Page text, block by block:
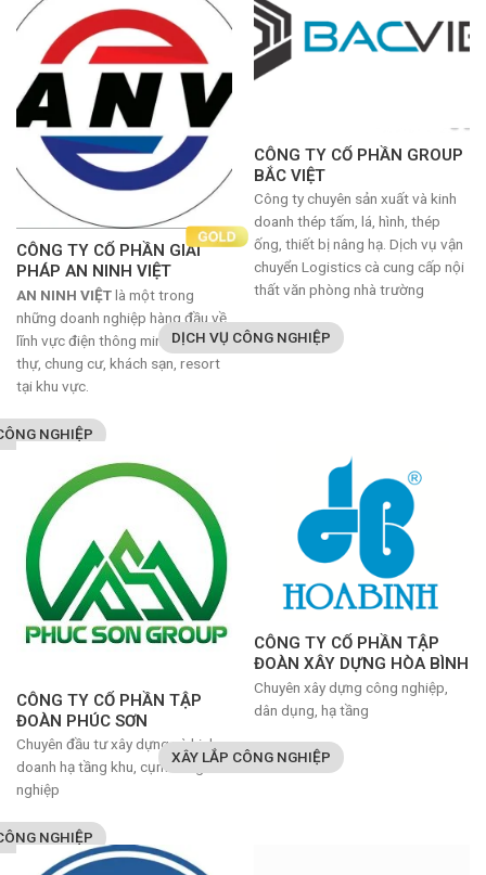
CÔNG TY CỔ PHẦN GIẢI
PHÁP AN NINH VIỆT
NGHIỆP
AN NINH VIỆTlà một trong
những doanh nghiệp hàng đầu về
lĩnh vực điện thông minh cho biệt
thự, chung cư, khách sạn, resort
tại khu vực.
CÔNG TY CỔ PHẦN GROUP
BẮC VIỆT
DỊCH VỤ CÔNG NGHIỆP
Công ty chuyên sản xuất và kinh
doanh thép tấm, lá, hình, thép
ống, thiết bị nâng hạ. Dịch vụ vận
chuyển Logistics cà cung cấp nội
thất văn phòng nhà trường
CÔNG TY CỔ PHẦN TẬP
ĐOÀN PHÚC SƠN
NGHIỆP
Chuyên đầu tư xây dựng và kinh
doanh hạ tầng khu, cụm công
nghiệp
CÔNG TY CỔ PHẦN TẬP
ĐOÀN XÂY DỰNG HÒA BÌNH
XÂY LẮP CÔNG NGHIỆP
Chuyên xây dựng công nghiệp,
dân dụng, hạ tầng